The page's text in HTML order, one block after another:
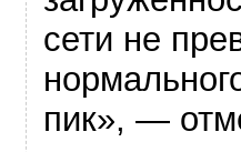
сети не
пик», —